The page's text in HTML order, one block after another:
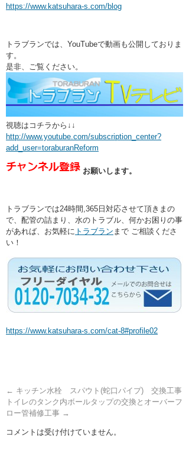
https://www.katsuhara-s.com/blog
トラブランでは、YouTubeで動画も公開しておりま
す。
是非、ご覧ください。
視聴はコチラから↓↓
http://www.youtube.com/subscription_center?
add_user=toraburanReform
お願いします。
トラブランでは24時間,365日対応させて頂きまの
で、配管の詰まり、水のトラブル、何かお困りの事
があれば、お気軽に トラブラン まで ご相談くださ
い！
https://www.katsuhara-s.com/cat-8#profile02
← キッチン水栓 スパウト(蛇口パイプ) 交換工事
トイレのタンク内ボールタップの交換とオーバーフ
ロー管補修工事 →
コメントは受け付けていません。